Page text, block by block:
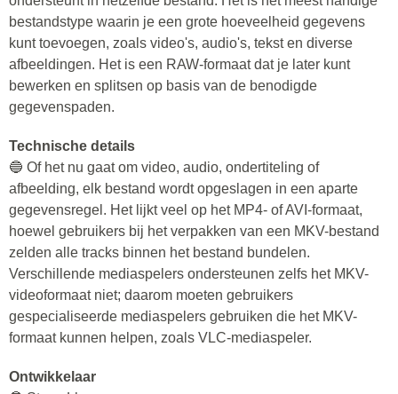
bestandstype waarin je een grote hoeveelheid gegevens
kunt toevoegen, zoals video's, audio's, tekst en diverse
afbeeldingen. Het is een RAW-formaat dat je later kunt
bewerken en splitsen op basis van de benodigde
gegevenspaden.
Technische details
🔵 Of het nu gaat om video, audio, ondertiteling of
afbeelding, elk bestand wordt opgeslagen in een aparte
gegevensregel. Het lijkt veel op het MP4- of AVI-formaat,
hoewel gebruikers bij het verpakken van een MKV-bestand
zelden alle tracks binnen het bestand bundelen.
Verschillende mediaspelers ondersteunen zelfs het MKV-
videoformaat niet; daarom moeten gebruikers
gespecialiseerde mediaspelers gebruiken die het MKV-
formaat kunnen helpen, zoals VLC-mediaspeler.
Ontwikkelaar